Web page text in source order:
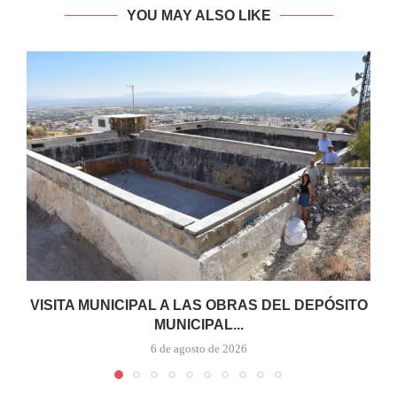
YOU MAY ALSO LIKE
VISITA MUNICIPAL A LAS OBRAS DEL DEPÓSITO
MUNICIPAL...
6 de agosto de 2026